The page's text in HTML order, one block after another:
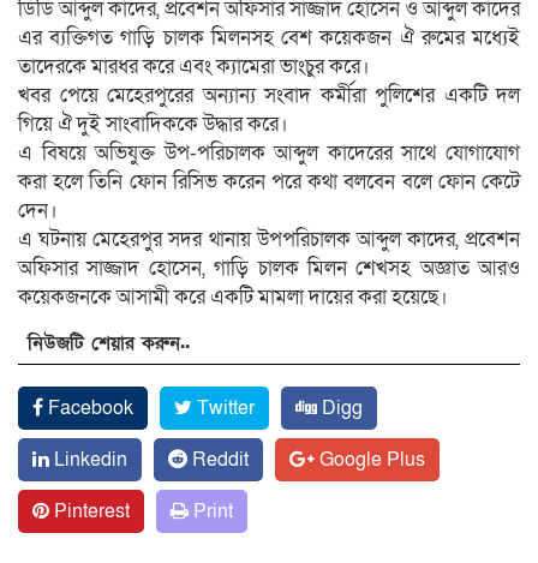
ডিডি আব্দুল কাদের, প্রবেশন অফিসার সাজ্জাদ হোসেন ও আব্দুল কাদের
এর ব্যক্তিগত গাড়ি চালক মিলনসহ বেশ কয়েকজন ঐ রুমের মধ্যেই
তাদেরকে মারধর করে এবং ক্যামেরা ভাংচুর করে।
খবর পেয়ে মেহেরপুরের অন্যান্য সংবাদ কর্মীরা পুলিশের একটি দল
গিয়ে ঐ দুই সাংবাদিককে উদ্ধার করে।
এ বিষয়ে অভিযুক্ত উপ-পরিচালক আব্দুল কাদেরের সাথে যোগাযোগ
করা হলে তিনি ফোন রিসিভ করেন পরে কথা বলবেন বলে ফোন কেটে
দেন।
এ ঘটনায় মেহেরপুর সদর থানায় উপপরিচালক আব্দুল কাদের, প্রবেশন
অফিসার সাজ্জাদ হোসেন, গাড়ি চালক মিলন শেখসহ অজ্ঞাত আরও
কয়েকজনকে আসামী করে একটি মামলা দায়ের করা হয়েছে।
নিউজটি শেয়ার করুন..
Facebook Twitter
Digg
Linkedin
Reddit
Google Plus
Pinterest
Print